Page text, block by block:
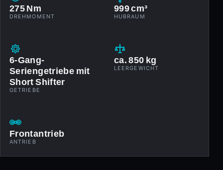
275 Nm
DREHMOMENT
999 cm³
HUBRAUM
6-Gang-
Seriengetriebe mit
Short Shifter
GETRIEBE
ca. 850 kg
LEERGEWICHT
Frontantrieb
ANTRIEB